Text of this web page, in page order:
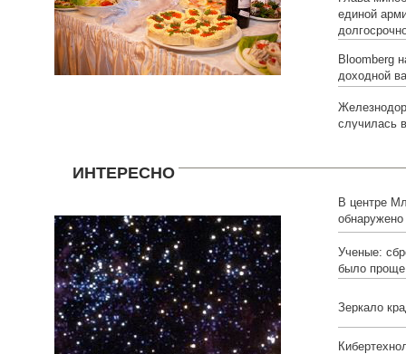
единой
Bloomberg
доходной
случилась
ИНТЕРЕСНО
В центре
умерших
Ученые:
было
Зеркало